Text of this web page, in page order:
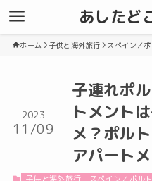
あしたど
ホーム 子供と海外旅行 スペイン／
子連れポ
トメント
メ？ポル
アパート
2023
11/09